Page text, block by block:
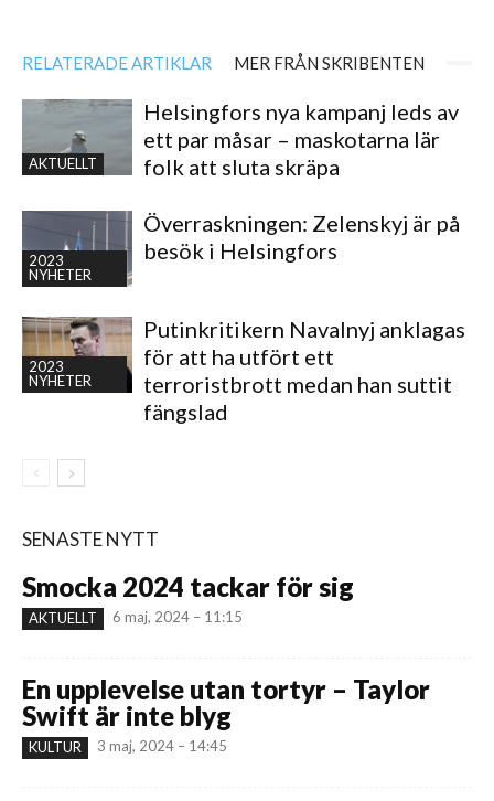
RELATERADE ARTIKLAR MER FRÅN SKRIBENTEN
AKTUELLT
Helsingfors nya kampanj leds av
ett par måsar – maskotarna lär
folk att sluta skräpa
2023
NYHETER
Överraskningen: Zelenskyj är på
besök i Helsingfors
2023
NYHETER
Putinkritikern Navalnyj anklagas
för att ha utfört ett
terroristbrott medan han suttit
fängslad
SENASTE NYTT
Smocka 2024 tackar för sig
AKTUELLT 6 maj, 2024 – 11:15
En upplevelse utan tortyr – Taylor
Swift är inte blyg
KULTUR 3 maj, 2024 – 14:45